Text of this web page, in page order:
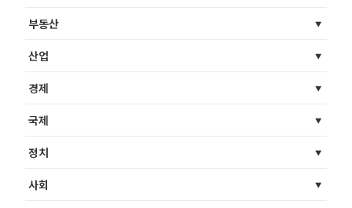
부동산
산업
경제
국제
정치
사회